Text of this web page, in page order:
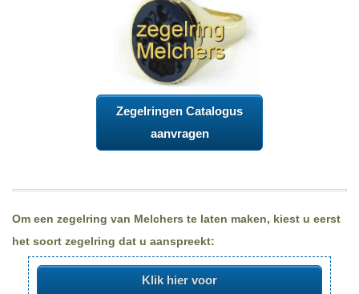
Zegelringen Catalogus
aanvragen
Om een zegelring van Melchers te laten maken, kiest u eerst
het soort zegelring dat u aanspreekt:
Klik hier voor